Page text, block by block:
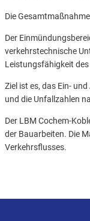
Die
Der
verkehrstechnische
Leistungsfähigkeit
Ziel ist es, das Ein-
und die Unfallzahlen
Der LBM Cochem-
der Bauarbeiten. Die
Verkehrsflusses.